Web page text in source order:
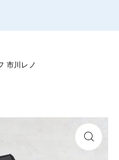
市川レノ